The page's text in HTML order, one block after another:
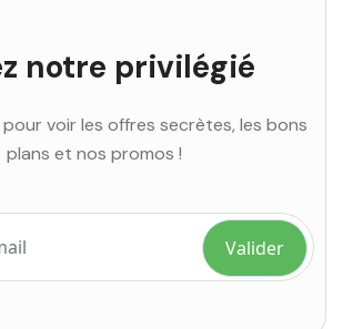
notre privilégié
voir les offres secrètes, les bons
plans et nos promos !